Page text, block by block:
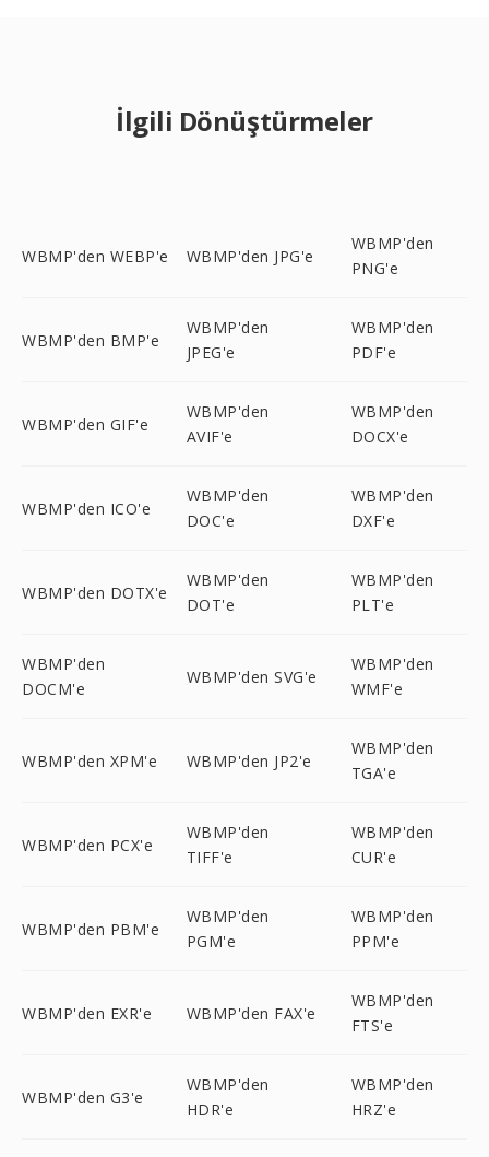
İlgili Dönüştürmeler
WBMP'den WEBP'e WBMP'den JPG'e
WBMP'den
PNG'e
WBMP'den BMP'e
WBMP'den
JPEG'e
WBMP'den
PDF'e
WBMP'den GIF'e
WBMP'den
AVIF'e
WBMP'den
DOCX'e
WBMP'den ICO'e
WBMP'den
DOC'e
WBMP'den
DXF'e
WBMP'den DOTX'e
WBMP'den
DOT'e
WBMP'den
PLT'e
WBMP'den
DOCM'e
WBMP'den SVG'e
WBMP'den
WMF'e
WBMP'den XPM'e WBMP'den JP2'e
WBMP'den
TGA'e
WBMP'den PCX'e
WBMP'den
TIFF'e
WBMP'den
CUR'e
WBMP'den PBM'e
WBMP'den
PGM'e
WBMP'den
PPM'e
WBMP'den EXR'e WBMP'den FAX'e
WBMP'den
FTS'e
WBMP'den G3'e
WBMP'den
HDR'e
WBMP'den
HRZ'e